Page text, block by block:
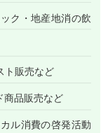
ク・地産地消の飲
ト販売など
商品販売など
ル消費の啓発活動